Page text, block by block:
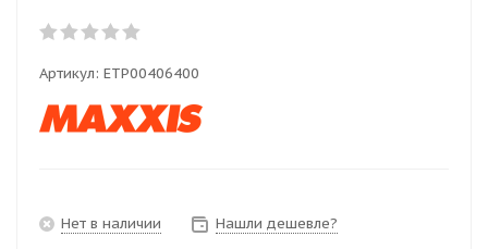
Артикул: ETP00406400
Нет в наличии Нашли дешевле?